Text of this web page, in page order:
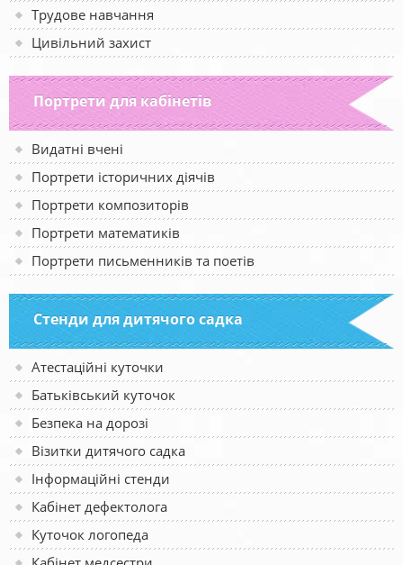
Трудове навчання
Цивільний захист
Портрети для кабінетів
Видатні вчені
Портрети історичних діячів
Портрети композиторів
Портрети математиків
Портрети письменників та поетів
Стенди для дитячого садка
Атестаційні куточки
Батьківський куточок
Безпека на дорозі
Візитки дитячого садка
Інформаційні стенди
Кабінет дефектолога
Куточок логопеда